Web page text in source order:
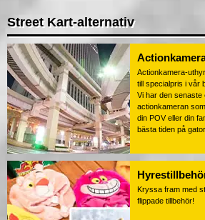
Street Kart-alternativ
Actionkamera-
till specialpris i vår
Vi har den senaste
actionkameran
din POV eller din
bästa tiden på
Kryssa fram med
flippade tillbehör!